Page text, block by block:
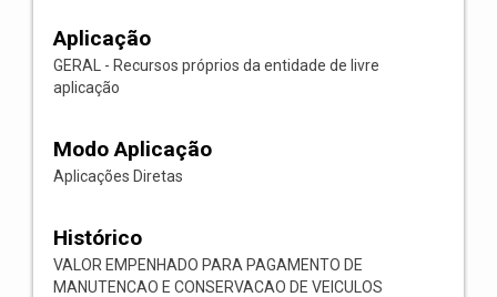
Aplicação
GERAL - Recursos próprios da entidade de livre
aplicação
Modo Aplicação
Aplicações Diretas
Histórico
VALOR EMPENHADO PARA PAGAMENTO DE
MANUTENCAO E CONSERVACAO DE VEICULOS